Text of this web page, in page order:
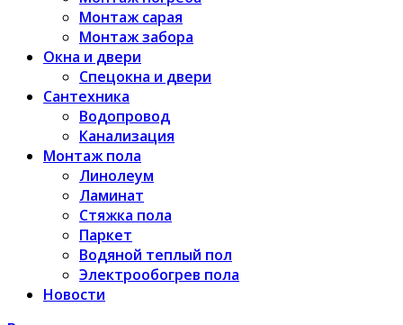
Монтаж сарая
Монтаж забора
Окна и двери
Спецокна и двери
Сантехника
Водопровод
Канализация
Монтаж пола
Линолеум
Ламинат
Стяжка пола
Паркет
Водяной теплый пол
Электрообогрев пола
Новости